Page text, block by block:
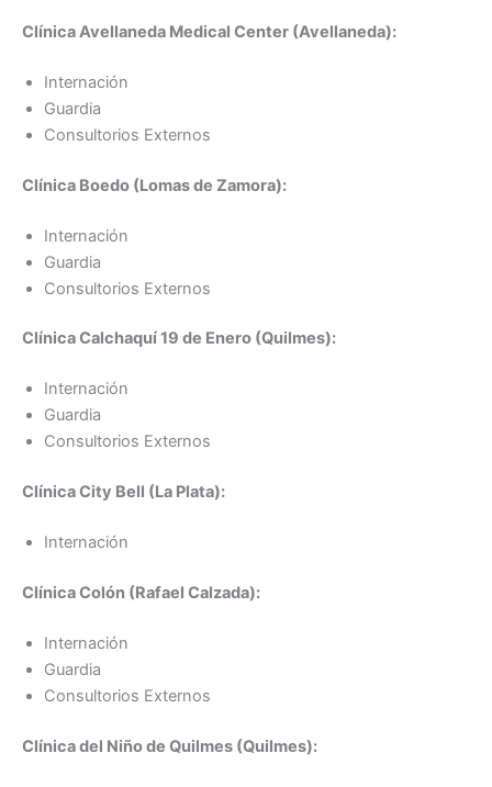
Clínica Avellaneda Medical Center (Avellaneda):
Internación
Guardia
Consultorios Externos
Clínica Boedo (Lomas de Zamora):
Internación
Guardia
Consultorios Externos
Clínica Calchaquí 19 de Enero (Quilmes):
Internación
Guardia
Consultorios Externos
Clínica City Bell (La Plata):
Internación
Clínica Colón (Rafael Calzada):
Internación
Guardia
Consultorios Externos
Clínica del Niño de Quilmes (Quilmes):